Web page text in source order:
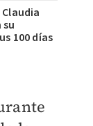
100 días